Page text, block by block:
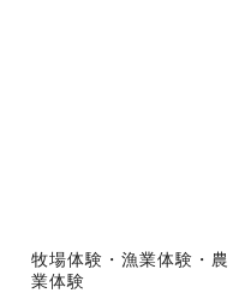
牧場体験・漁業体験・農
業体験